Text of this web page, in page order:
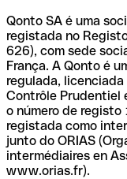
Qonto SA é uma
registada no
626), com sede
França. A Qonto é
regulada,
Contrôle Prudentiel
o número de
registada como
junto do ORIAS
intermédiaires en
www.orias.fr).